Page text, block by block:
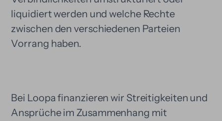
liquidiert werden und welche Rechte
zwischen den verschiedenen Parteien
Vorrang haben.
Bei Loopa finanzieren wir Streitigkeiten und
Ansprüche im Zusammenhang mit